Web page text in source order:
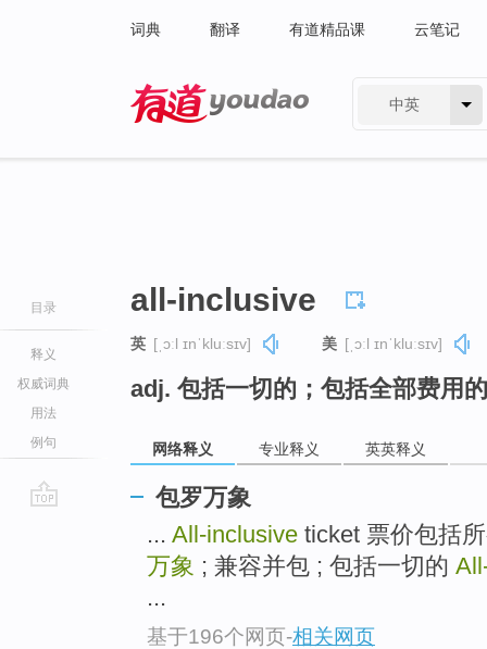
词典 翻译 有道精品课 云笔记
中英
目录
释义
权威词典
用法
例句
all-inclusive
英 [ˌɔːl ɪnˈkluːsɪv] 美 [ˌɔːl ɪnˈkluːsɪv]
adj. 包括一切的；包括全部费用的
网络释义 专业释义 英英释义
包罗万象
... All-inclusive ticket 票价包括
万象 ; 兼容并包 ; 包括一切的
...
基于196个网页-相关网页